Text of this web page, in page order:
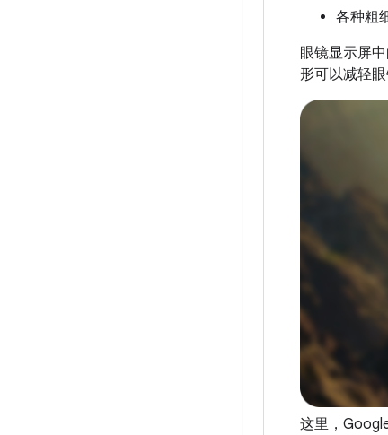
各种粗
眼镜显示屏
形可以减轻
这里，